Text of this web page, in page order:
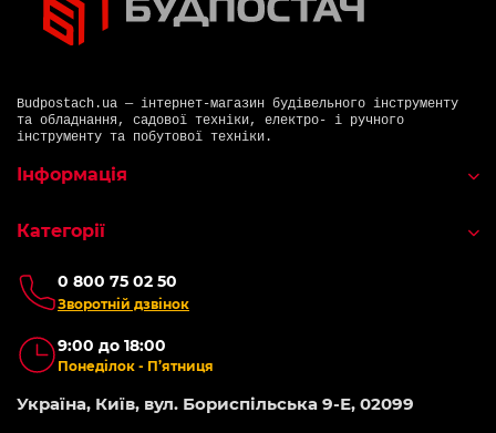
Budpostach.ua — інтернет-магазин будівельного інструменту
та обладнання, садової техніки, електро- і ручного
інструменту та побутової техніки.
0 800 75 02 50
Зворотній дзвінок
9:00 до 18:00
Понеділок - П’ятниця
Україна, Київ, вул. Бориспільська 9-Е, 02099
Інформація
Категорії